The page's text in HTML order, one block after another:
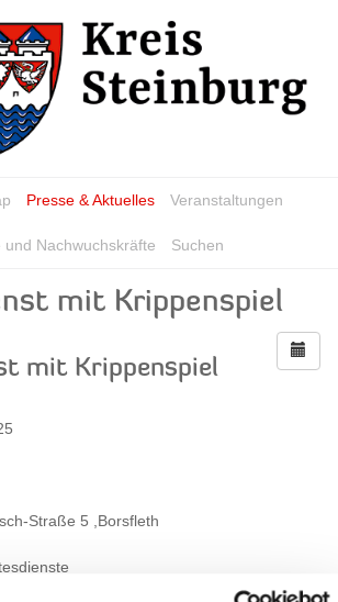
Presse & Aktuelles Veranstaltungen
und Nachwuchskräfte Suchen
mit Krippenspiel
mit Krippenspiel
Straße 5 ,Borsfleth